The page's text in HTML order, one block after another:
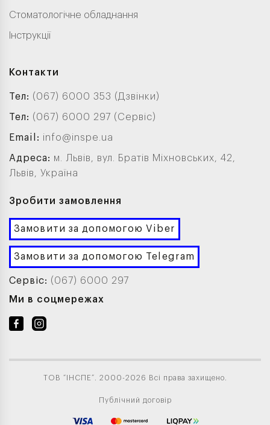
Стоматологічне обладнання
Інструкції
Контакти
Тел: (067) 6000 353 (Дзвінки)
Тел: (067) 6000 297 (Сервіс)
Email: info@inspe.ua
Адреса: м. Львів, вул. Братів Міхновських, 42,
Львів, Україна
Зробити замовлення
Замовити за допомогою Viber
Замовити за допомогою Telegram
Сервіс: (067) 6000 297
Ми в соцмережах
ТОВ “ІНСПЕ”. 2000-2026 Всі права захищено.
Публічний договір